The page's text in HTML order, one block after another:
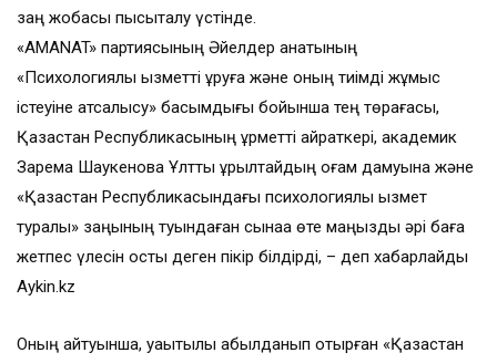
заң жобасы пысықталу үстінде.
«AMANAT» партиясының Әйелдер қанатының
«Психологиялық қызметті құруға және оның тиімді жұмыс
істеуіне атсалысу» басымдығы бойынша тең төрағасы,
Қазақстан Республикасының құрметті қайраткері, академик
Зарема Шаукенова Ұлттық құрылтайдың қоғам дамуына және
«Қазақстан Республикасындағы психологиялық қызмет
туралы» заңының туындаған сынаққа өте маңызды әрі баға
жетпес үлесін қосты деген пікір білдірді, – деп хабарлайды
Aykin.kz
Оның айтуынша, уақытылы қабылданып отырған «Қазақстан